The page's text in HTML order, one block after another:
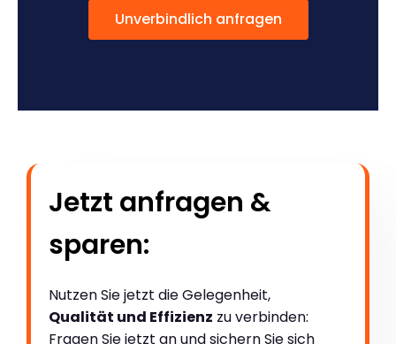
Unverbindlich anfragen
Jetzt anfragen &
sparen:
Nutzen Sie jetzt die Gelegenheit,
Qualität und Effizienz zu verbinden:
Fragen Sie jetzt an und sichern Sie sich